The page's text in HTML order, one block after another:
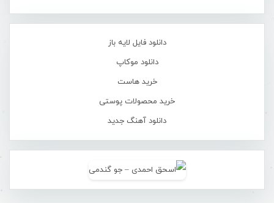
دانلود فایل لایه باز
دانلود موکاپ
خرید هاست
خرید محصولات پوستی
دانلود آهنگ جدید